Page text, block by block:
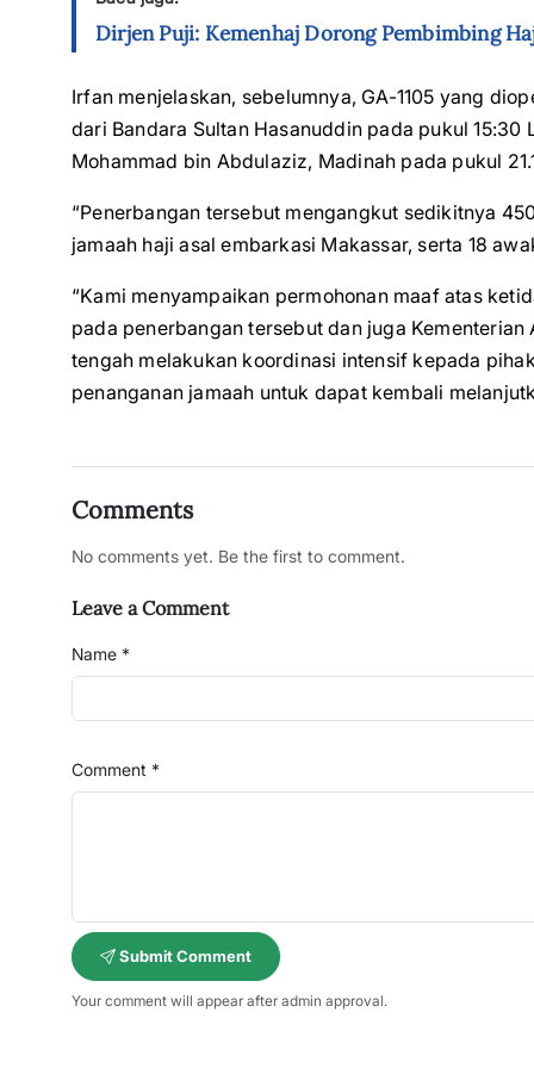
Dirjen Puji: Kemenhaj Dorong Pembimbing
Irfan menjelaskan, sebelumnya, GA-1105 yang
dari Bandara Sultan Hasanuddin pada pukul
Mohammad bin Abdulaziz, Madinah pada pukul
“Penerbangan tersebut mengangkut sedikitnya
jamaah haji asal embarkasi Makassar, serta 18
“Kami menyampaikan permohonan maaf atas
pada penerbangan tersebut dan juga
tengah melakukan koordinasi intensif kepada
penanganan jamaah untuk dapat kembali
Comments
No comments yet. Be the first to comment.
Leave a Comment
Name *
Comment *
Submit Comment
Your comment will appear after admin approval.